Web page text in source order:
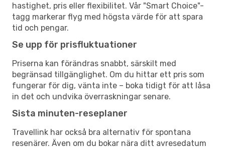
hastighet, pris eller flexibilitet. Vår "Smart Choice"-
tagg markerar flyg med högsta värde för att spara
tid och pengar.
Se upp för prisfluktuationer
Priserna kan förändras snabbt, särskilt med
begränsad tillgänglighet. Om du hittar ett pris som
fungerar för dig, vänta inte – boka tidigt för att låsa
in det och undvika överraskningar senare.
Sista minuten-reseplaner
Travellink har också bra alternativ för spontana
resenärer. Även om du bokar nära ditt avresedatum